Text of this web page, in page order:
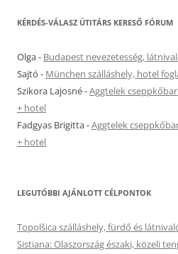
KÉRDÉS-VÁLASZ ÚTITÁRS KERESŐ FÓRUM
Olga- Budapest nevezetesség,
Sajtó - München szálláshely, hotel
Szikora Lajosné-Aggtelek
+ hotel
Fadgyas Brigitta-Aggtelek
+ hotel
LEGUTÓBBI AJÁNLOTT CÉLPONTOK
Topolšica szálláshely, fürdő és
Sistiana: Olaszország északi, közeli